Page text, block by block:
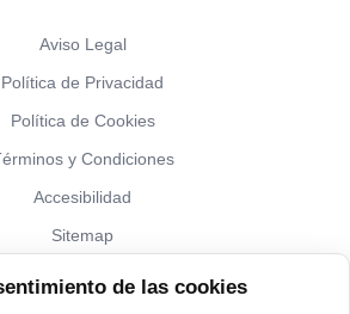
Aviso Legal
Política de Privacidad
Política de Cookies
y Condiciones
Accesibilidad
Sitemap
de las cookies